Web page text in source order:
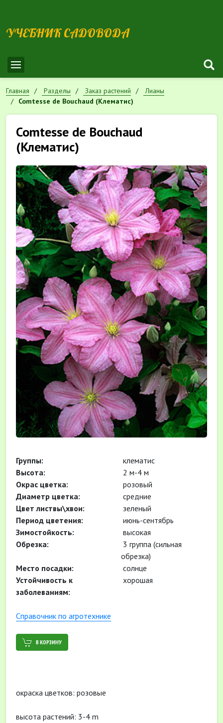
УЧЕБНИК САДОВОДА
Главная Разделы Заказ растений
Лианы
Comtesse de Bouchaud (Клематис)
Comtesse de Bouchaud
(Клематис)
Группы:
клематис
Высота:
2 м-4 м
Окрас цветка:
розовый
Диаметр цветка:
средние
Цвет листвы\хвои:
зеленый
Период цветения:
июнь-сентябрь
Зимостойкость:
высокая
Обрезка:
3 группа (сильная
обрезка)
Место посадки:
солнце
Устойчивость к
заболеваниям:
хорошая
Cправочник по агротехнике
В КОРЗИНУ
окраска цветков: розовые
высота растений: 3-4 m